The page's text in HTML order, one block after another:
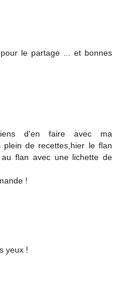
le partage ... et bonnes
d'en faire avec ma
plein de recettes,hier le flan
flan avec une lichette de
!
yeux !